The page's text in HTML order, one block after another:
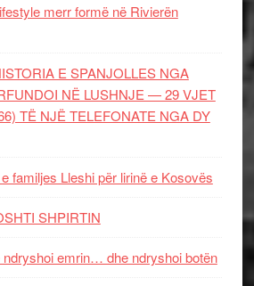
merr formë në Rivierën
E SPANJOLLES NGA
NË LUSHNJE — 29 VJET
TË NJË TELEFONATE NGA DY
familjes Lleshi për lirinë e Kosovës
SHPIRTIN
ndryshoi emrin… dhe ndryshoi botën